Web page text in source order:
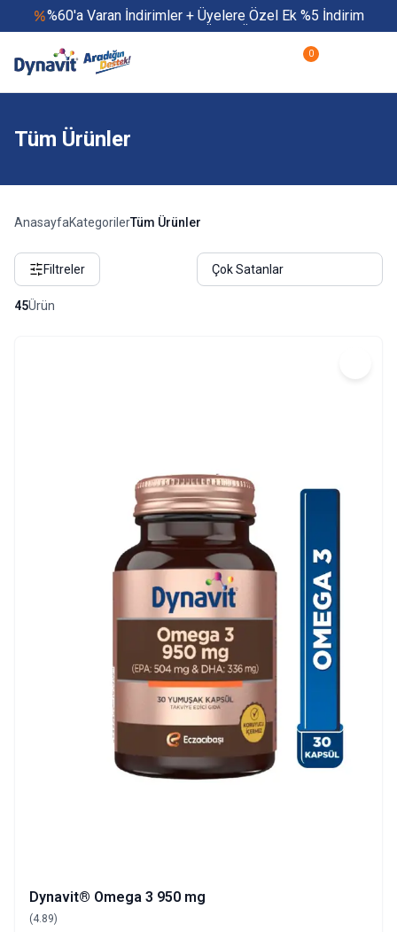
%60'a Varan İndirimler + Üyelere Özel Ek %5 İndirim
Yaz Boyu 500 TL ve Üzeri Ücretsiz Kargo
Yaza Özel Fırsatlar Başladı
0
Tüm Ürünler
AnasayfaKategorilerTüm Ürünler
Filtreler
45Ürün
Dynavit® Omega 3 950 mg
(4.89)